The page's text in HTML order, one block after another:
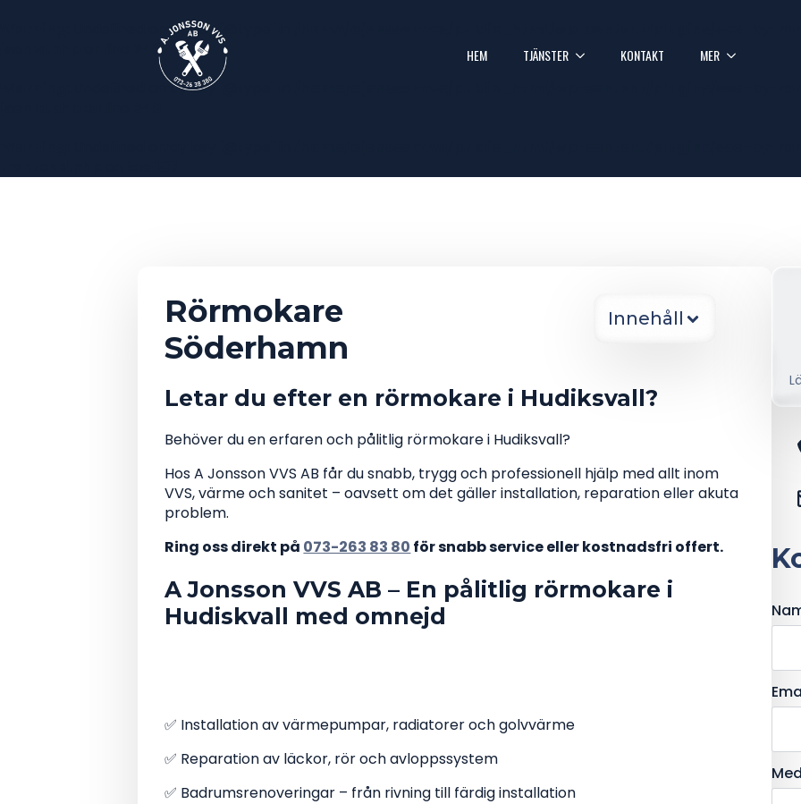
: Undefined array key "@type" in
/home/ajonssonvvs/public_html/wp-content/plugins/seo-by-
340
: Undefined array key "@type" in
/home/ajonssonvvs/public_html/wp-content/plugins/seo-by-
HEM TJÄNSTER KONTAKT MER
Rörmokare
Söderhamn
Innehåll
Letar du efter en rörmokare i Hudiksvall?
Behöver du en erfaren och pålitlig rörmokare i Hudiksvall?
Hos A Jonsson VVS AB får du snabb, trygg och professionell hjälp med allt inom
VVS, värme och sanitet – oavsett om det gäller installation, reparation eller akuta
problem.
Ring oss direkt på 073-263 83 80 för snabb service eller kostnadsfri offert.
A Jonsson VVS AB – En pålitlig rörmokare i
Hudiskvall med omnejd
✅ Installation av värmepumpar, radiatorer och golvvärme
✅ Reparation av läckor, rör och avloppssystem
✅ Badrumsrenoveringar – från rivning till färdig installation